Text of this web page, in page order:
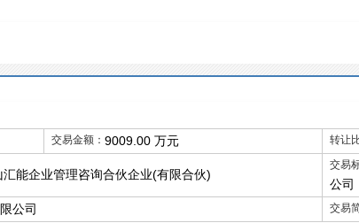
交易金额： 9009.00 万元 转让
能企业管理咨询合伙企业(有限合伙)
交易
公司
公司
交易